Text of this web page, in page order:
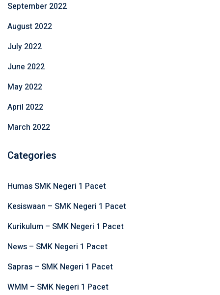
September 2022
August 2022
July 2022
June 2022
May 2022
April 2022
March 2022
Categories
Humas SMK Negeri 1 Pacet
Kesiswaan – SMK Negeri 1 Pacet
Kurikulum – SMK Negeri 1 Pacet
News – SMK Negeri 1 Pacet
Sapras – SMK Negeri 1 Pacet
WMM – SMK Negeri 1 Pacet